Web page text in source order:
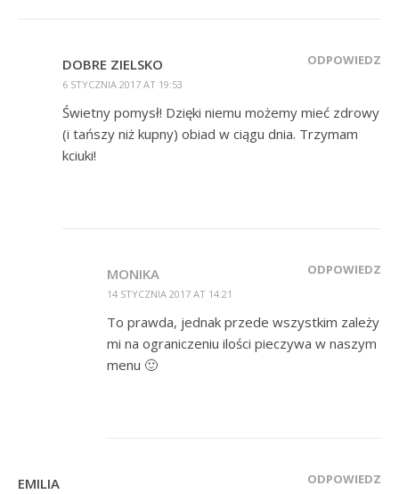
DOBRE ZIELSKO
6 STYCZNIA 2017 AT 19:53
ODPOWIEDZ
Świetny pomysł! Dzięki niemu możemy mieć zdrowy
(i tańszy niż kupny) obiad w ciągu dnia. Trzymam
kciuki!
MONIKA
14 STYCZNIA 2017 AT 14:21
ODPOWIEDZ
To prawda, jednak przede wszystkim zależy
mi na ograniczeniu ilości pieczywa w naszym
menu 🙂
EMILIA ODPOWIEDZ